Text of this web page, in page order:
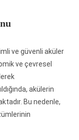
ve güvenli aküler
ve çevresel
akülerin
Bu nedenle,